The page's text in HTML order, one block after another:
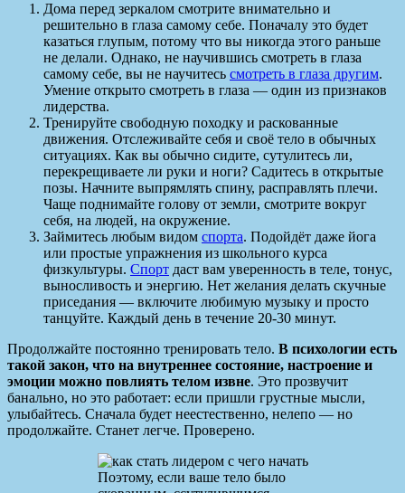
Дома перед зеркалом смотрите внимательно и
решительно в глаза самому себе. Поначалу это будет
казаться глупым, потому что вы никогда этого раньше
не делали. Однако, не научившись смотреть в глаза
самому себе, вы не научитесь смотреть в глаза другим.
Умение открыто смотреть в глаза — один из признаков
лидерства.
Тренируйте свободную походку и раскованные
движения. Отслеживайте себя и своё тело в обычных
ситуациях. Как вы обычно сидите, сутулитесь ли,
перекрещиваете ли руки и ноги? Садитесь в открытые
позы. Начните выпрямлять спину, расправлять плечи.
Чаще поднимайте голову от земли, смотрите вокруг
себя, на людей, на окружение.
Займитесь любым видом спорта. Подойдёт даже йога
или простые упражнения из школьного курса
физкультуры. Спорт даст вам уверенность в теле, тонус,
выносливость и энергию. Нет желания делать скучные
приседания — включите любимую музыку и просто
танцуйте. Каждый день в течение 20-30 минут.
Продолжайте постоянно тренировать тело. В психологии есть
такой закон, что на внутреннее состояние, настроение и
эмоции можно повлиять телом извне. Это прозвучит
банально, но это работает: если пришли грустные мысли,
улыбайтесь. Сначала будет неестественно, нелепо — но
продолжайте. Станет легче. Проверено.
Поэтому, если ваше тело было